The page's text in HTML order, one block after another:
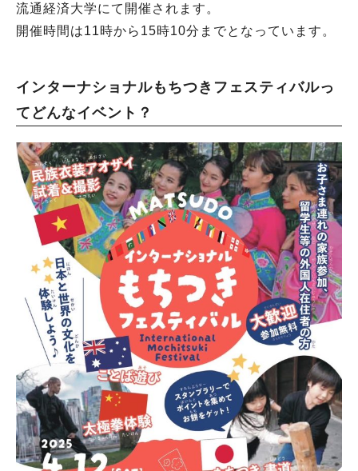
流通経済大学にて開催されます。
開催時間は11時から15時10分までとなっています。
インターナショナルもちつきフェスティバルっ
てどんなイベント？